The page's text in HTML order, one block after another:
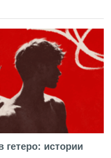
истории